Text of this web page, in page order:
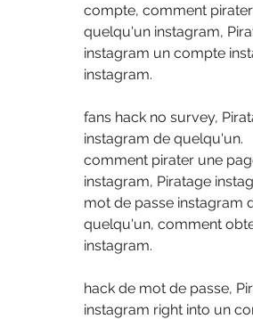
compte, comment pirater
quelqu'un instagram,
instagram un compte
instagram.
fans hack no survey,
instagram de quelqu'un.
comment pirater une
instagram, Piratage
mot de passe instagram
quelqu'un, comment
instagram.
hack de mot de passe,
instagram right into un